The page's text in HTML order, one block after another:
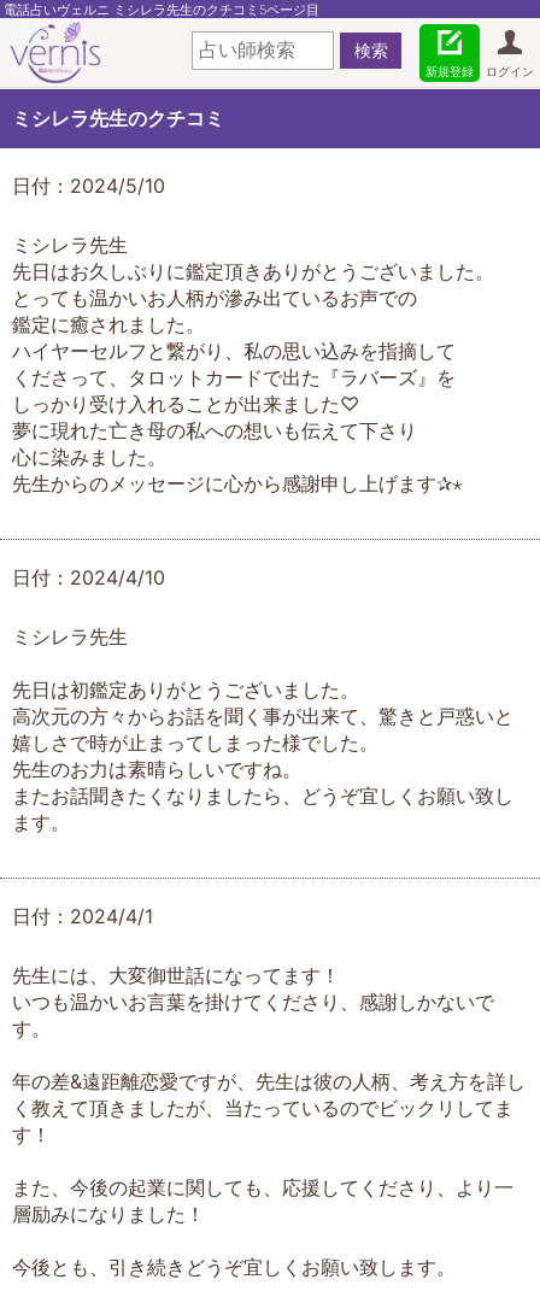
電話占いヴェルニ ミシレラ先生のクチコミ5ページ目
ログイン
新規登録
ミシレラ先生のクチコミ
日付：2024/5/10
ミシレラ先生
先日はお久しぶりに鑑定頂きありがとうございました。
とっても温かいお人柄が滲み出ているお声での
鑑定に癒されました。
ハイヤーセルフと繋がり、私の思い込みを指摘して
くださって、タロットカードで出た『ラバーズ』を
しっかり受け入れることが出来ました♡
夢に現れた亡き母の私への想いも伝えて下さり
心に染みました。
先生からのメッセージに心から感謝申し上げます✰⋆
日付：2024/4/10
ミシレラ先生
先日は初鑑定ありがとうございました。
高次元の方々からお話を聞く事が出来て、驚きと戸惑いと
嬉しさで時が止まってしまった様でした。
先生のお力は素晴らしいですね。
またお話聞きたくなりましたら、どうぞ宜しくお願い致し
ます。
日付：2024/4/1
先生には、大変御世話になってます！
いつも温かいお言葉を掛けてくださり、感謝しかないで
す。
年の差&遠距離恋愛ですが、先生は彼の人柄、考え方を詳し
く教えて頂きましたが、当たっているのでビックリしてま
す！
また、今後の起業に関しても、応援してくださり、より一
層励みになりました！
今後とも、引き続きどうぞ宜しくお願い致します。